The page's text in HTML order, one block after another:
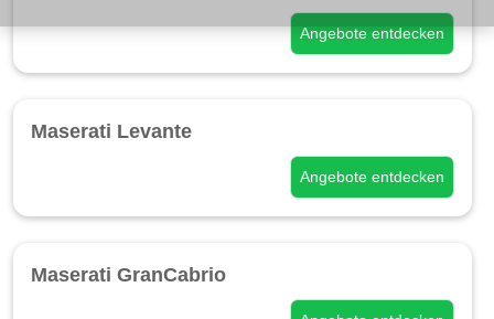
Angebote entdecken
Maserati Levante
Angebote entdecken
Maserati GranCabrio